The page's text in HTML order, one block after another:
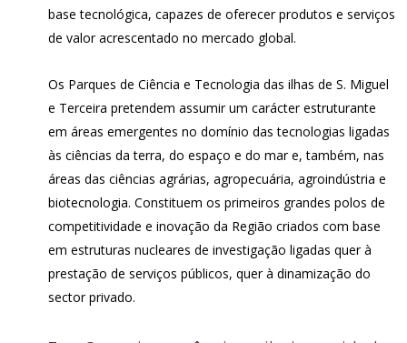
base tecnológica, capazes de oferecer produtos e serviços
de valor acrescentado no mercado global.
Os Parques de Ciência e Tecnologia das ilhas de S. Miguel
e Terceira pretendem assumir um carácter estruturante
em áreas emergentes no domínio das tecnologias ligadas
às ciências da terra, do espaço e do mar e, também, nas
áreas das ciências agrárias, agropecuária, agroindústria e
biotecnologia. Constituem os primeiros grandes polos de
competitividade e inovação da Região criados com base
em estruturas nucleares de investigação ligadas quer à
prestação de serviços públicos, quer à dinamização do
sector privado.